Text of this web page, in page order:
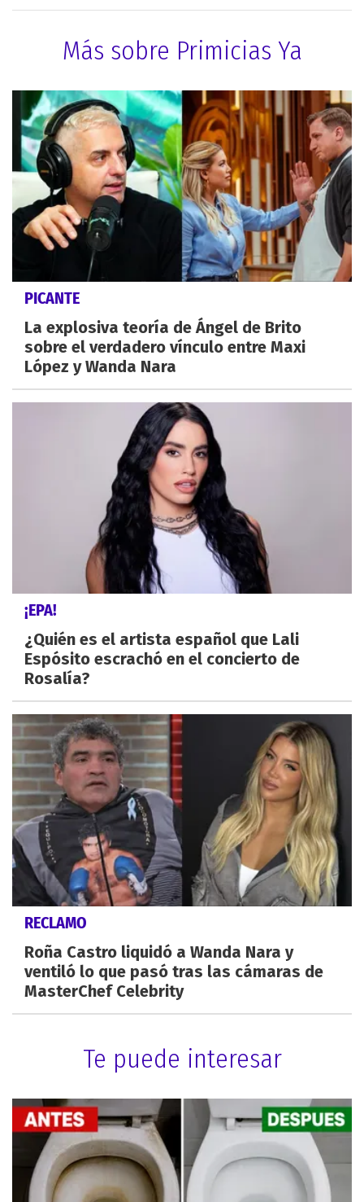
Más sobre Primicias Ya
PICANTE
La explosiva teoría de Ángel de Brito
sobre el verdadero vínculo entre Maxi
López y Wanda Nara
¡EPA!
¿Quién es el artista español que Lali
Espósito escrachó en el concierto de
Rosalía?
RECLAMO
Roña Castro liquidó a Wanda Nara y
ventiló lo que pasó tras las cámaras de
MasterChef Celebrity
Te puede interesar